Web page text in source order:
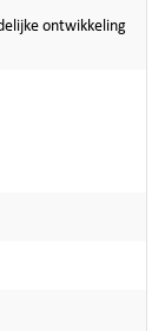
ontwikkeling